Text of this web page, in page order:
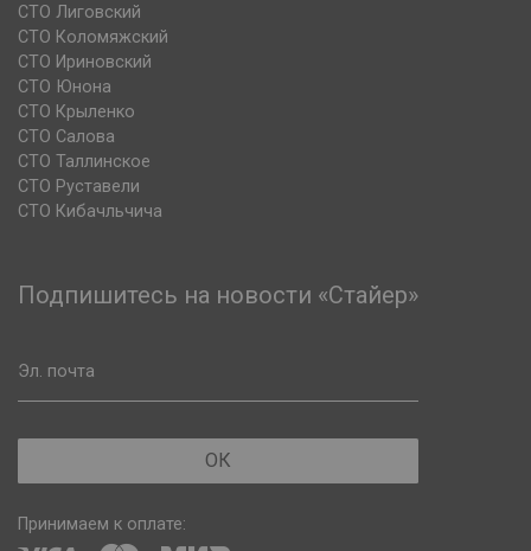
СТО Лиговский
СТО Коломяжский
СТО Ириновский
СТО Юнона
СТО Крыленко
СТО Салова
СТО Таллинское
СТО Руставели
СТО Кибачльчича
Подпишитесь на новости «Стайер»
Эл. почта
ОК
Принимаем к оплате: